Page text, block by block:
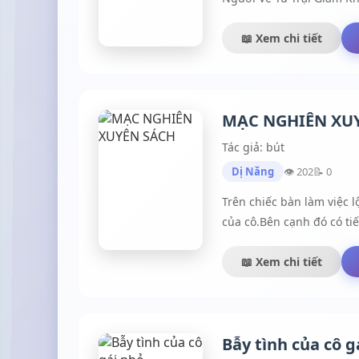
📖 Xem chi tiết
MẠC NGHIÊN
Tác giả: bút
Dị Năng 👁 202📝 0
Trên chiếc bàn làm việc
của cô.Bên cạnh đó có
Mụ mã nữ đang nhìn
chỗ các cô."Hai người
Dao thở phì phì trách rồi
📖 Xem chi tiết
Bẫy tình của cô